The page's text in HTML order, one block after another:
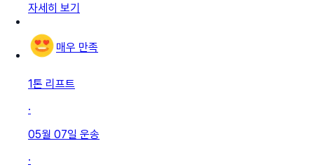
자세히 보기
매우 만족
1톤 리프트
·
05월 07일 운송
·